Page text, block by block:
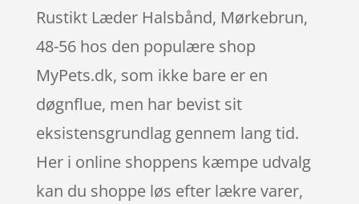
Rustikt Læder Halsbånd, Mørkebrun,
48-56 hos den populære shop
MyPets.dk, som ikke bare er en
døgnflue, men har bevist sit
eksistensgrundlag gennem lang tid.
Her i online shoppens kæmpe udvalg
kan du shoppe løs efter lækre varer,